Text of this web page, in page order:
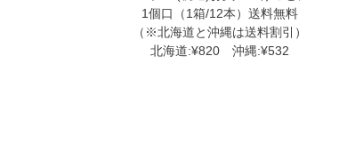
1個口（1箱/12本）送料無料
（※北海道と沖縄は送料割引）
北海道:¥820 沖縄:¥532